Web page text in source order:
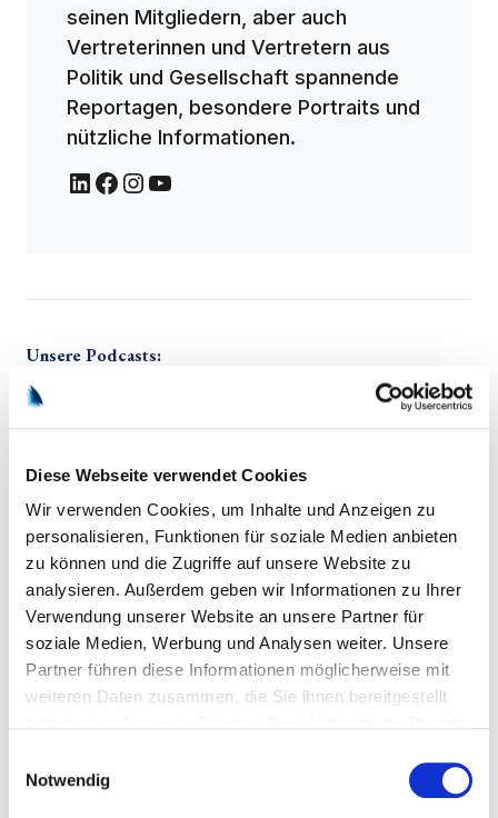
Diese Webseite verwendet Cookies
Wir verwenden Cookies, um Inhalte und Anzeigen zu
personalisieren, Funktionen für soziale Medien anbieten
zu können und die Zugriffe auf unsere Website zu
analysieren. Außerdem geben wir Informationen zu Ihrer
Verwendung unserer Website an unsere Partner für
soziale Medien, Werbung und Analysen weiter. Unsere
Partner führen diese Informationen möglicherweise mit
weiteren Daten zusammen, die Sie ihnen bereitgestellt
Notwendig
seinen Mitgliedern, aber auch
Vertreterinnen und Vertretern aus
Politik und Gesellschaft spannende
Reportagen, besondere Portraits und
nützliche Informationen.
Unsere Podcasts:
Vom Escapen bis zum Freien Forschen